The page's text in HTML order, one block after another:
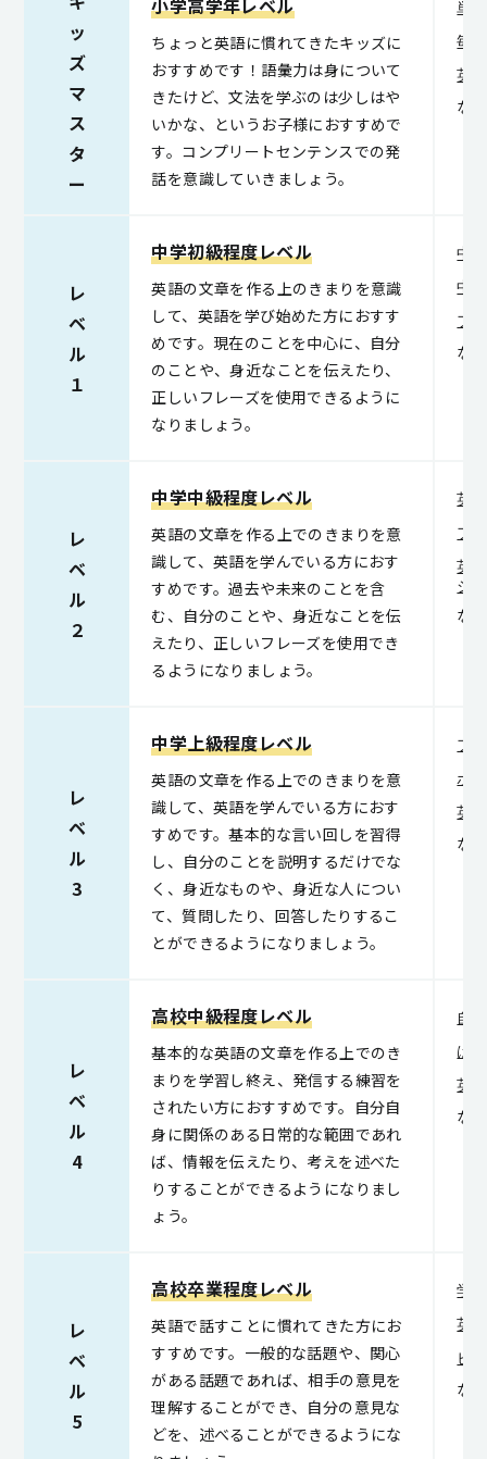
ッ
ズ
マ
ス
タ
ー
小学高学年レベル
ちょっと英語に慣れてきたキッズに
おすすめです！語彙力は身について
きたけど、文法を学ぶのは少しはや
いかな、というお子様におすすめで
す。コンプリートセンテンスでの発
話を意識していきましょう。
単
毎
英
な
レ
ベ
ル
１
中学初級程度レベル
英語の文章を作る上のきまりを意識
して、英語を学び始めた方におすす
めです。現在のことを中心に、自分
のことや、身近なことを伝えたり、
正しいフレーズを使用できるように
なりましょう。
中
中
フ
な
レ
ベ
ル
２
中学中級程度レベル
英語の文章を作る上でのきまりを意
識して、英語を学んでいる方におす
すめです。過去や未来のことを含
む、自分のことや、身近なことを伝
えたり、正しいフレーズを使用でき
るようになりましょう。
英
フ
英
シ
な
レ
ベ
ル
3
中学上級程度レベル
英語の文章を作る上でのきまりを意
識して、英語を学んでいる方におす
すめです。基本的な言い回しを習得
し、自分のことを説明するだけでな
く、身近なものや、身近な人につい
て、質問したり、回答したりするこ
とができるようになりましょう。
フ
ボ
英
な
レ
ベ
ル
4
高校中級程度レベル
基本的な英語の文章を作る上でのき
まりを学習し終え、発信する練習を
されたい方におすすめです。自分自
身に関係のある日常的な範囲であれ
ば、情報を伝えたり、考えを述べた
りすることができるようになりまし
ょう。
自
は
英
な
レ
ベ
ル
5
高校卒業程度レベル
英語で話すことに慣れてきた方にお
すすめです。一般的な話題や、関心
がある話題であれば、相手の意見を
理解することができ、自分の意見な
どを、述べることができるようにな
学
英
ビ
な